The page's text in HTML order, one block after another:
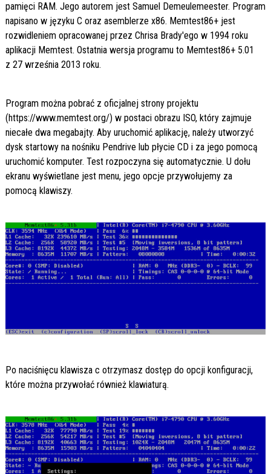
pamięci RAM. Jego autorem jest Samuel Demeulemeester. Program
napisano w języku C oraz asemblerze x86. Memtest86+ jest
rozwidleniem opracowanej przez Chrisa Brady'ego w 1994 roku
aplikacji Memtest. Ostatnia wersja programu to Memtest86+ 5.01
z 27 września 2013 roku.
Program można pobrać z oficjalnej strony projektu
(https://www.memtest.org/) w postaci obrazu ISO, który zajmuje
niecałe dwa megabajty. Aby uruchomić aplikację, należy utworzyć
dysk startowy na nośniku Pendrive lub płycie CD i za jego pomocą
uruchomić komputer. Test rozpoczyna się automatycznie. U dołu
ekranu wyświetlane jest menu, jego opcje przywołujemy za
pomocą klawiszy.
Po naciśnięcu klawisza c otrzymasz dostęp do opcji konfiguracji,
które można przywołać również klawiaturą.